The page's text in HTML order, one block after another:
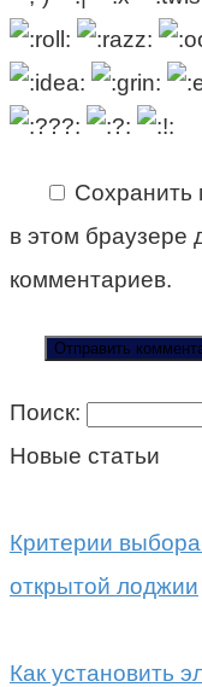
Сохранить
в этом браузере
комментариев.
Поиск:
Новые статьи
Критерии
открытой лоджии
Как установить